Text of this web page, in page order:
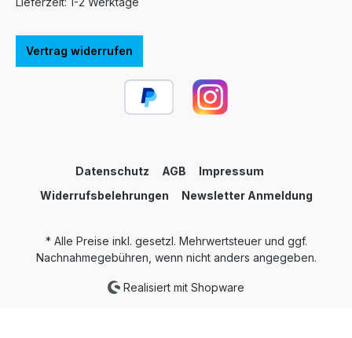
Vertrag widerrufen
Datenschutz AGB
Impressum
Widerrufsbelehrungen
Newsletter Anmeldung
* Alle Preise inkl. gesetzl. Mehrwertsteuer und ggf.
Nachnahmegebühren, wenn nicht anders angegeben.
Realisiert mit Shopware